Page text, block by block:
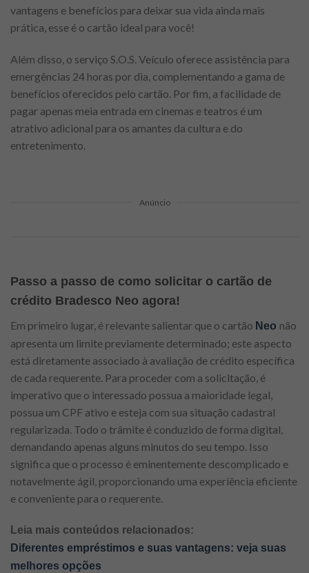
vantagens e benefícios para deixar sua vida ainda mais
prática, esse é o cartão ideal para você!
Além disso, o serviço S.O.S. Veículo oferece assistência para
emergências 24 horas por dia, complementando a gama de
benefícios oferecidos pelo cartão. Por fim, a facilidade de
pagar apenas meia entrada em cinemas e teatros é um
atrativo adicional para os amantes da cultura e do
entretenimento.
Anúncio
Passo a passo de como solicitar o cartão de
crédito Bradesco Neo agora!
Em primeiro lugar, é relevante salientar que o cartão Neo não
apresenta um limite previamente determinado; este aspecto
está diretamente associado à avaliação de crédito específica
de cada requerente. Para proceder com a solicitação, é
imperativo que o interessado possua a maioridade legal,
possua um CPF ativo e esteja com sua situação cadastral
regularizada. Todo o trâmite é conduzido de forma digital,
demandando apenas alguns minutos do seu tempo. Isso
significa que o processo é eminentemente descomplicado e
notavelmente ágil, proporcionando uma experiência eficiente
e conveniente para o requerente.
Leia mais conteúdos relacionados:
Diferentes empréstimos e suas vantagens: veja suas
melhores opções